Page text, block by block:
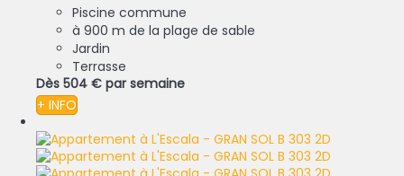
Piscine commune
à 900 m de la plage de sable
Jardin
Terrasse
Dès 504 € par semaine
+ INFO